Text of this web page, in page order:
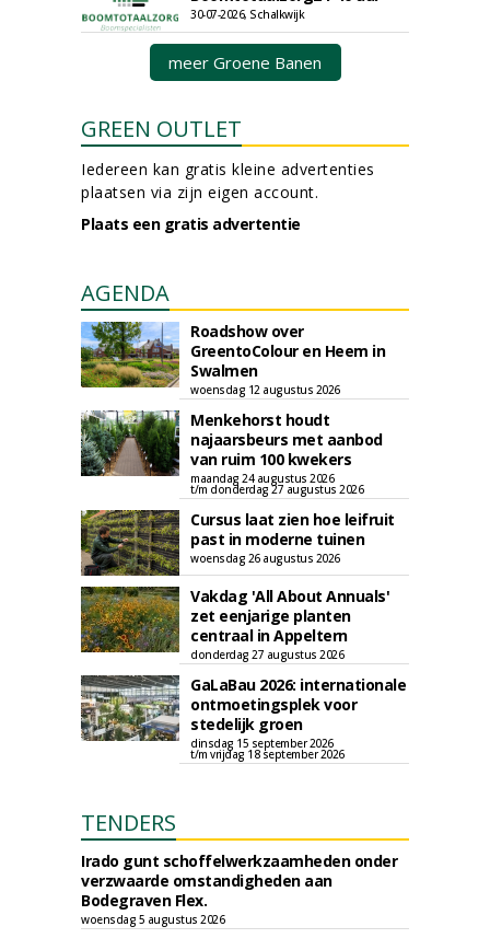
30-07-2026, Schalkwijk
meer Groene Banen
GREEN OUTLET
Iedereen kan gratis kleine advertenties
plaatsen via zijn eigen account.
Plaats een gratis advertentie
AGENDA
Roadshow over
GreentoColour en Heem in
Swalmen
woensdag 12 augustus 2026
Menkehorst houdt
najaarsbeurs met aanbod
van ruim 100 kwekers
maandag 24 augustus 2026
t/m donderdag 27 augustus 2026
Cursus laat zien hoe leifruit
past in moderne tuinen
woensdag 26 augustus 2026
Vakdag 'All About Annuals'
zet eenjarige planten
centraal in Appeltern
donderdag 27 augustus 2026
GaLaBau 2026: internationale
ontmoetingsplek voor
stedelijk groen
dinsdag 15 september 2026
t/m vrijdag 18 september 2026
TENDERS
Irado gunt schoffelwerkzaamheden onder
verzwaarde omstandigheden aan
Bodegraven Flex.
woensdag 5 augustus 2026